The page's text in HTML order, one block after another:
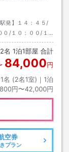
発】１４：４５/
０/１０：００/１
2名 1泊1部屋 合計
84,000円
名 (2名1室)｜ 1泊
円〜42,000円
空券
プラン